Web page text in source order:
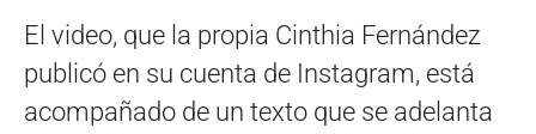
El video, que la propia Cinthia Fernández
publicó en su cuenta de Instagram, está
acompañado de un texto que se adelanta